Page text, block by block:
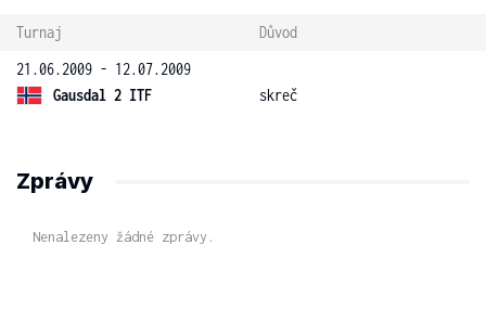
Turnaj
Důvod
21.06.2009 - 12.07.2009
Gausdal 2 ITF
skreč
Zprávy
Nenalezeny žádné zprávy.